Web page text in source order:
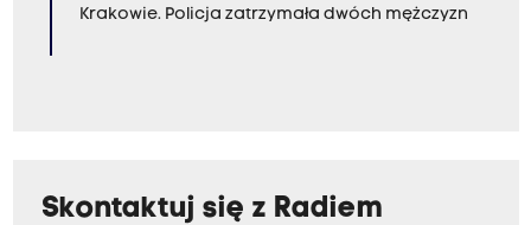
Krakowie. Policja zatrzymała dwóch mężczyzn
Skontaktuj się z Radiem